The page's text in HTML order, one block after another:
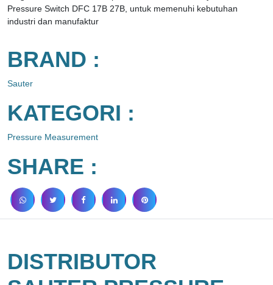
Pressure Switch DFC 17B 27B, untuk memenuhi kebutuhan
industri dan manufaktur
BRAND :
Sauter
KATEGORI :
Pressure Measurement
SHARE :
DISTRIBUTOR